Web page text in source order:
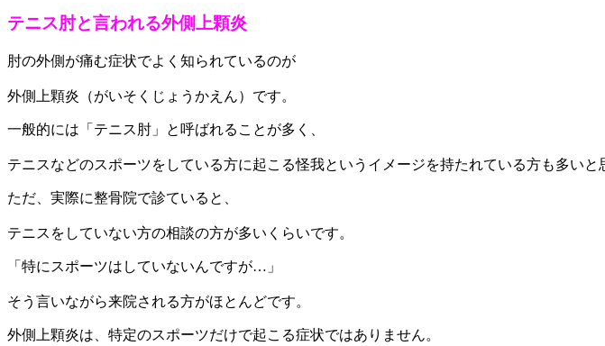
テニス肘と言われる外側上顆炎
肘の外側が痛む症状でよく知られているのが
外側上顆炎（がいそくじょうかえん）です。
一般的には「テニス肘」と呼ばれることが多く、
テニスなどのスポーツをしている方に起こる怪我というイメージを持たれている方も多いと
ただ、実際に整骨院で診ていると、
テニスをしていない方の相談の方が多いくらいです。
「特にスポーツはしていないんですが…」
そう言いながら来院される方がほとんどです。
外側上顆炎は、特定のスポーツだけで起こる症状ではありません。